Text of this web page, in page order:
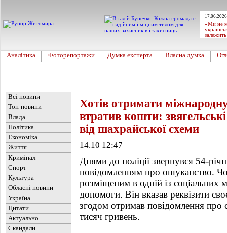
«Ми не
Аналітика Фоторепортажи Думка експерта Власна думка
Всі новини
Топ-новини
Влада
Політика
Економіка
Життя
Кримінал
Спорт
Культура
Обласні новини
Україна
Цитати
Актуально
Скандали
Хотів отримати
втратив кошти:
від шахрайської схеми
14.10 12:47
Днями до поліції звернувся 54-
повідомленням про ошуканство.
розміщеним в одній із
допомоги. Він вказав реквізити
згодом отримав повідомлення про
тисяч гривень.